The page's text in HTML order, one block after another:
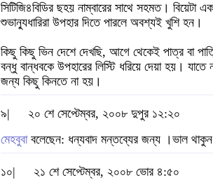
সিটিজি৪বিডির ছহয় নাম্বারের সাথে সহমত। বিয়েটা
শুভান্যুধারিরা উপহার দিতে পারলে অবশ্যই খুশি হন।
কিছু কিছু ভিন দেশে দেখছি, আগে থেকেই পাত্র বা
বন্ধু বান্ধবকে উপহারের লিস্টি ধরিয়ে দেয়া হয়। যাতে
জন্য কিছু কিনতে না হয়।
৯|
২০ শে সেপ্টেম্বর, ২০০৮ দুপুর ১২:২০
মেহবুবাবলেছেন: ধন্যবাদ মন্তব্যের জন্য ।ভাল
১০|
২১ শে সেপ্টেম্বর, ২০০৮ ভোর ৪:৫০